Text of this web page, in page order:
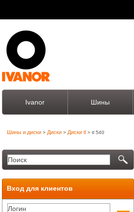
Ivanor Шины
Шины и диски > Диски > Диски tl > tl 540
Вход для клиентов